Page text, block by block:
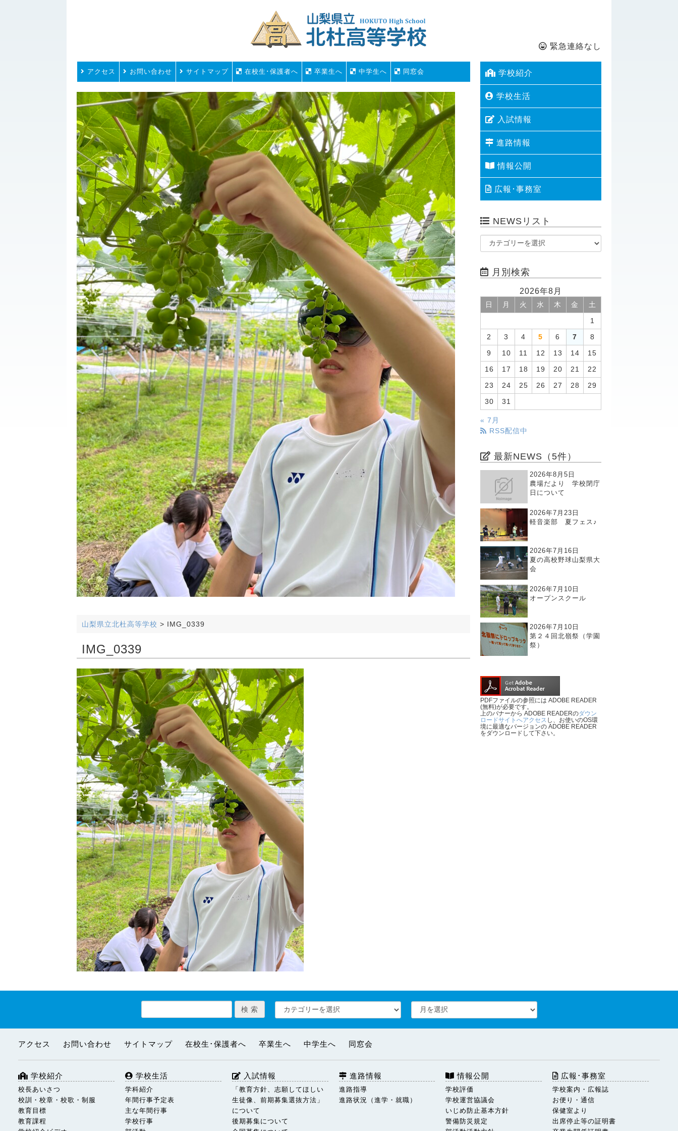
緊急連絡なし
アクセス お問い合わせ サイトマップ 在校生･保護者へ 卒業生へ 中学生へ 同窓会
山梨県立北杜高等学校 > IMG_0339
IMG_0339
学校紹介
学校生活
入試情報
進路情報
情報公開
広報･事務室
NEWSリスト
月別検索
2026年8月
日 月 火 水 木 金 土
1
2 3 4 5 6 7 8
9 10 11 12 13 14 15
16 17 18 19 20 21 22
23 24 25 26 27 28 29
30 31
« 7月
RSS配信中
最新NEWS（5件）
2026年8月5日
農場だより 学校閉庁
日について
2026年7月23日
軽音楽部 夏フェス♪
2026年7月16日
夏の高校野球山梨県大
会
2026年7月10日
オープンスクール
2026年7月10日
第２４回北嶺祭（学園
祭）
PDFファイルの参照には ADOBE READER
(無料)が必要です。
上のバナーから ADOBE READERのダウン
ロードサイトへアクセス し、お使いのOS環
境に最適なバージョンの ADOBE READER
をダウンロードして下さい。
アクセス お問い合わせ サイトマップ 在校生･保護者へ 卒業生へ 中学生へ 同窓会
学校紹介
校長あいさつ
校訓・校章・校歌・制服
教育目標
教育課程
学校生活
学科紹介
年間行事予定表
主な年間行事
学校行事
入試情報
「教育方針、志願してほしい
生徒像、前期募集選抜方法」
について
後期募集について
進路情報
進路指導
進路状況（進学・就職）
情報公開
学校評価
学校運営協議会
いじめ防止基本方針
警備防災規定
広報･事務室
学校案内・広報誌
お便り・通信
保健室より
出席停止等の証明書